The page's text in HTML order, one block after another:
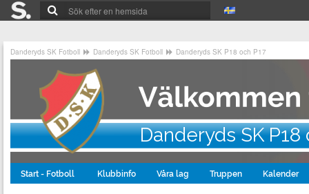
Danderyds SK Fotboll Danderyds SK Fotboll Danderyds SK P18 och P17
Danderyds SK P18
Start - Fotboll Klubbinfo Våra lag Truppen Kalender